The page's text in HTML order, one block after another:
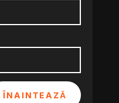
ÎNAINTEAZĂ